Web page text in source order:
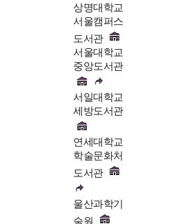
상명대학교
서울캠퍼스
도서관
서울대학교
중앙도서관
서일대학교
세방도서관
연세대학교
학술문화처
도서관
울산과학기
술원